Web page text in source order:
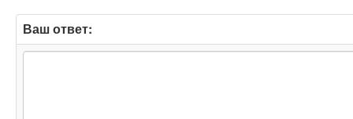
Ваш ответ: